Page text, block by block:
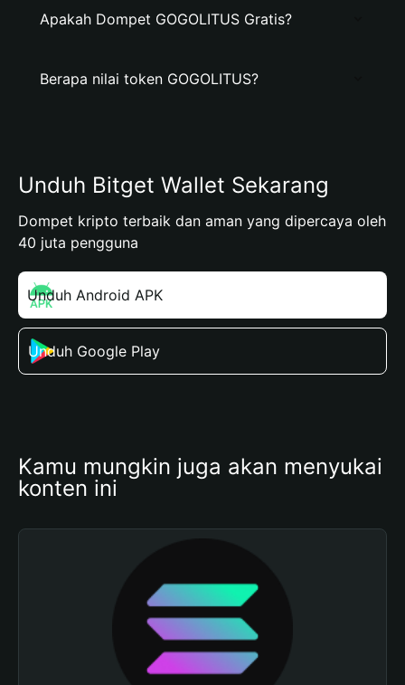
Apakah Dompet GOGOLITUS Gratis?
Berapa nilai token GOGOLITUS?
Unduh Bitget Wallet Sekarang
Dompet kripto terbaik dan aman yang dipercaya oleh
40 juta pengguna
Unduh Android APK
Unduh Google Play
Kamu mungkin juga akan menyukai
konten ini